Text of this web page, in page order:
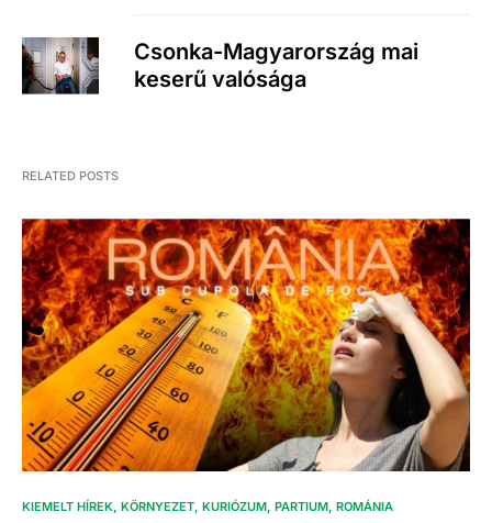
Csonka-Magyarország mai
keserű valósága
RELATED POSTS
KIEMELT HÍREK KÖRNYEZET KURIÓZUM PARTIUM ROMÁNIA